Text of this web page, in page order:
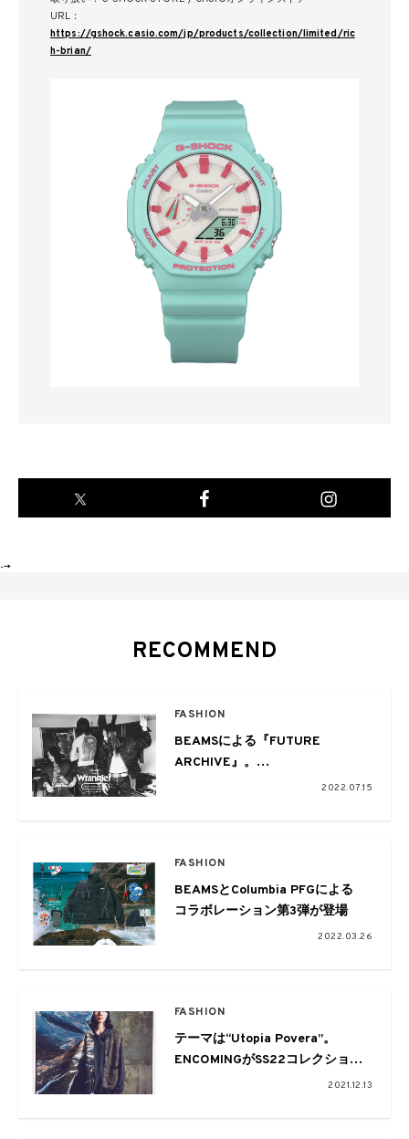
URL：
https://gshock.casio.com/jp/products/collection/limited/ric
h-brian/
-->
RECOMMEND
FASHION
BEAMSによる『FUTURE
ARCHIVE』。
第6弾はSUGARHILLとWranglerと
2022.07.15
FASHION
BEAMSとColumbia PFGによる
コラボレーション第3弾が登場
2022.03.26
FASHION
テーマは“Utopia Povera”。
ENCOMINGがSS22コレクション
2021.12.13